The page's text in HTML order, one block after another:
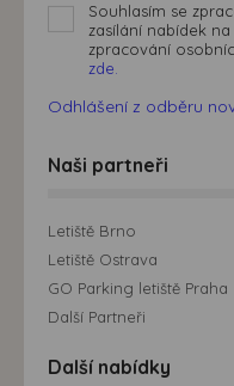
Souhlasím se
zasílání nabídek
zpracování
zde.
Odhlášení z odběru
Naši partneři
Letiště Brno
Letiště Ostrava
GO Parking letiště Praha
Další Partneři
Další nabídky